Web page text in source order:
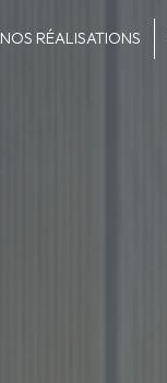
NOS RÉALISATIONS